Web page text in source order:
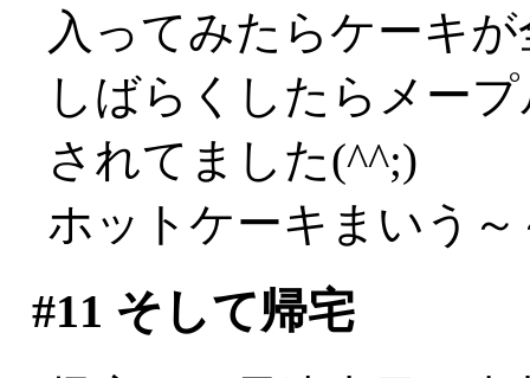
入ってみたらケーキ
しばらくしたらメー
されてました(^^;)
ホットケーキまいう
#11 そして帰宅